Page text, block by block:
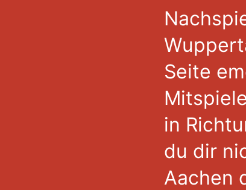
Seite
in
du dir
Aachen